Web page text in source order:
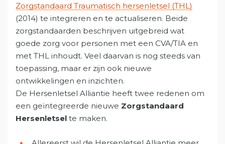
Zorgstandaard Traumatisch hersenletsel (THL)
(2014) te integreren en te actualiseren. Beide
zorgstandaarden beschrijven uitgebreid wat
goede zorg voor personen met een CVA/TIA en
met THL inhoudt. Veel daarvan is nog steeds van
toepassing, maar er zijn ook nieuwe
ontwikkelingen en inzichten.
De Hersenletsel Alliantie heeft twee redenen om
een geïntegreerde nieuwe Zorgstandaard
Hersenletsel te maken.